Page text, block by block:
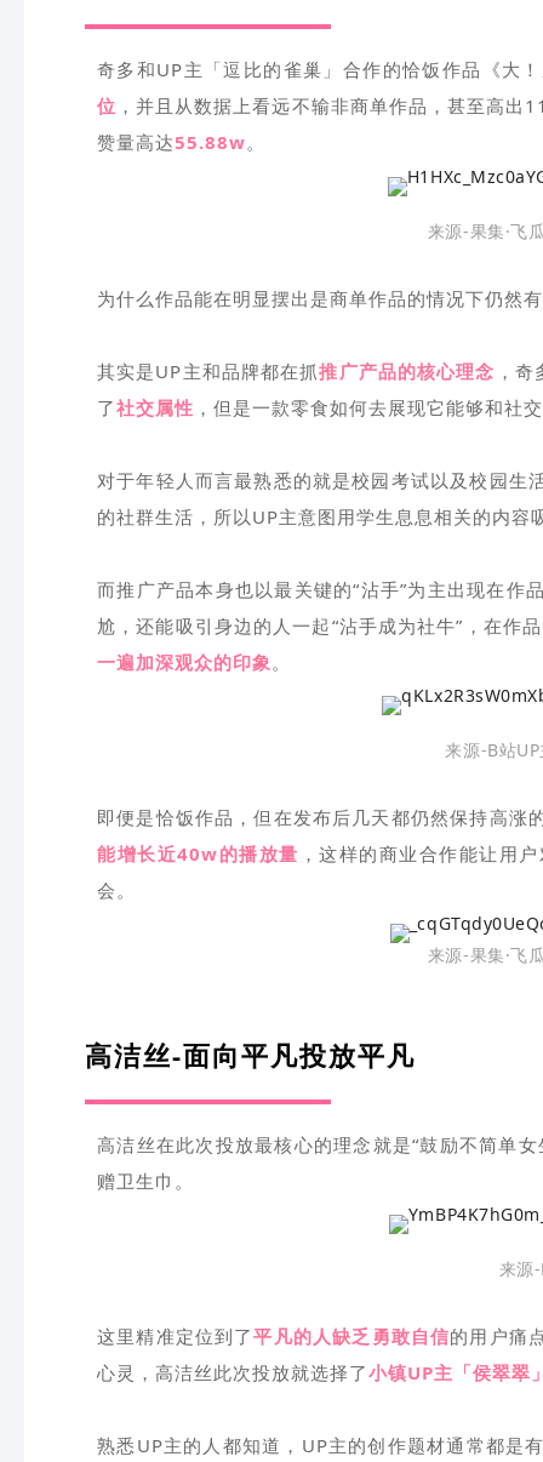
奇多和UP主「逗比的雀巢」合作的恰饭作品《大
位 ，并且从数据上看远不输非商单作品，甚至高出
赞量高达55.88w。
来源-果集·飞
为什么作品能在明显摆出是商单作品的情况下仍然有
其实是UP主和品牌都在抓推广产品的核心理念 ，
了社交属性 ，但是一款零食如何去展现它能够和社
对于年轻人而言最熟悉的就是校园考试以及校园
的社群生活，所以UP主意图用学生息息相关的内容
而推广产品本身也以最关键的“沾手”为主出现在
尬，还能吸引身边的人一起“沾手成为社牛”，在作
一遍加深观众的印象 。
来源-B站
即便是恰饭作品，但在发布后几天都仍然保持高涨
能增长近40w的播放量 ，这样的商业合作能让用
会。
来源-果集·飞
高洁丝-面向平凡投放平凡
高洁丝在此次投放最核心的理念就是“鼓励不简单
赠卫生巾。
来源
这里精准定位到了平凡的人缺乏勇敢自信的用户痛
心灵，高洁丝此次投放就选择了小镇UP主 「侯翠翠
熟悉UP主的人都知道，UP主的创作题材通常都是